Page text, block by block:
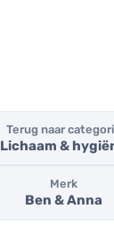
Terug naar
Lichaam &
Merk
Ben & Anna